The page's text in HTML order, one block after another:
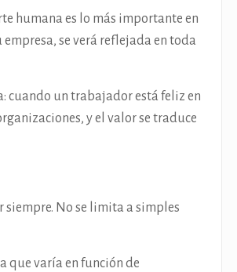
humana es lo más importante en
se verá reflejada en toda
cuando un trabajador está feliz en
y el valor se traduce
siempre. No se limita a simples
que varía en función de